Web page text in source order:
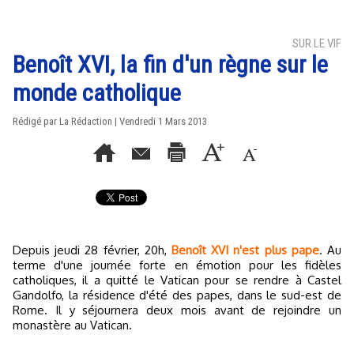
SUR LE VIF
Benoît XVI, la fin d'un règne sur le
monde catholique
Rédigé par La Rédaction | Vendredi 1 Mars 2013
Depuis jeudi 28 février, 20h, Benoît XVI n'est plus pape. Au
terme d'une journée forte en émotion pour les fidèles
catholiques, il a quitté le Vatican pour se rendre à Castel
Gandolfo, la résidence d'été des papes, dans le sud-est de
Rome. Il y séjournera deux mois avant de rejoindre un
monastère au Vatican.